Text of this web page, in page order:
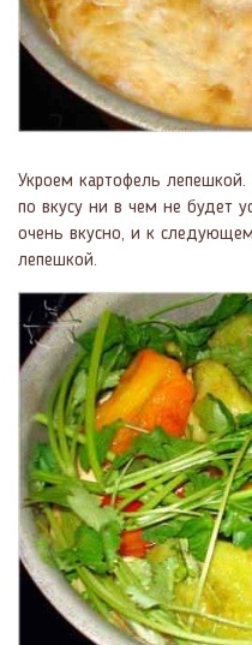
Укроем картофель
по вкусу ни в чем не будет
очень вкусно, и к
лепешкой.